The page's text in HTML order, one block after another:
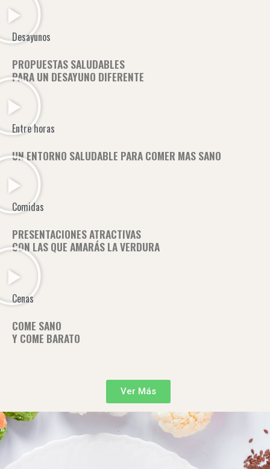
Desayunos
PROPUESTAS SALUDABLES
PARA UN DESAYUNO DIFERENTE
Entre horas
UN ENTORNO SALUDABLE PARA COMER MAS SANO
Comidas
PRESENTACIONES ATRACTIVAS
CON LAS QUE AMARÁS LA VERDURA
Cenas
COME SANO
Y COME BARATO
Ver Más